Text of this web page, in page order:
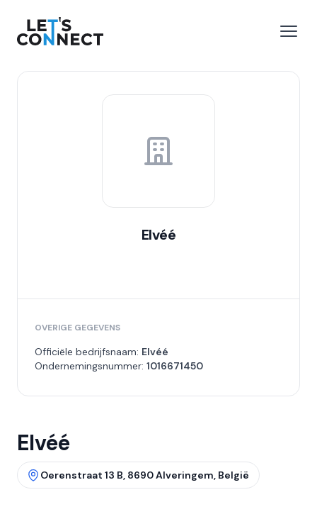
Let's Connect
Elvéé
OVERIGE GEGEVENS
Officiële bedrijfsnaam: Elvéé
Ondernemingsnummer: 1016671450
Elvéé
Oerenstraat 13 B, 8690 Alveringem, België